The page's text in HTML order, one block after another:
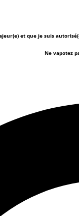
et que je suis
Ne vapotez